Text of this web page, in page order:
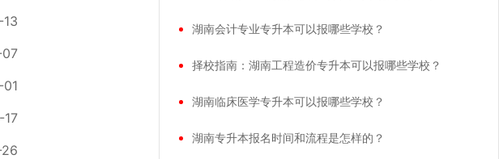
17
湖南会计专业专升本可以报哪些学校？
择校指南：湖南工程造价专升本可以报哪些学校？
湖南临床医学专升本可以报哪些学校？
湖南专升本报名时间和流程是怎样的？